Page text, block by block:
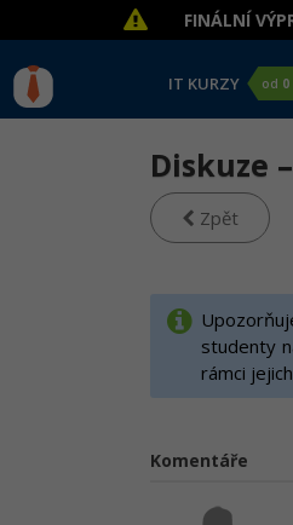
FINÁLNÍ
IT KURZY od 0
Diskuze
Zpět
studenty
rámci
Komentáře